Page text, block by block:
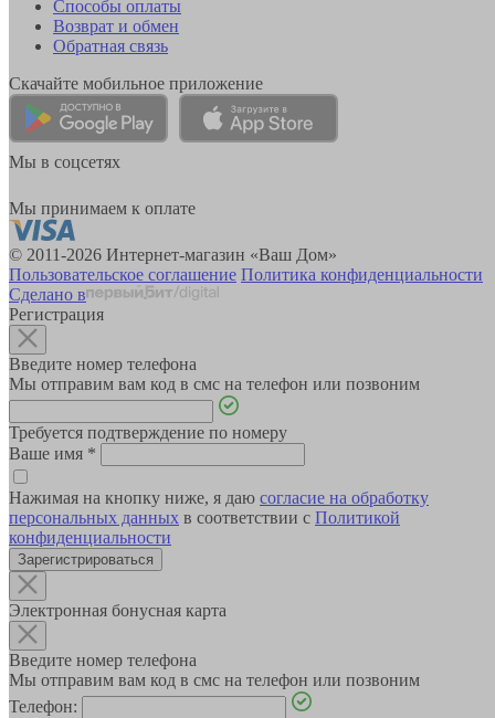
Способы оплаты
Возврат и обмен
Обратная связь
Скачайте мобильное приложение
Мы в соцсетях
Мы принимаем к оплате
© 2011-2026 Интернет-магазин «Ваш Дом»
Пользовательское соглашение Политика конфиденциальности
Сделано в
Регистрация
Введите номер телефона
Мы отправим вам код в смс на телефон или позвоним
Требуется подтверждение по номеру
Ваше имя *
Нажимая на кнопку ниже, я даю согласие на обработку
персональных данных в соответствии с Политикой
конфиденциальности
Зарегистрироваться
Электронная бонусная карта
Введите номер телефона
Мы отправим вам код в смс на телефон или позвоним
Телефон: